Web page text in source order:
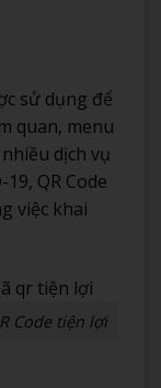
sử dụng để
quan, menu
dịch vụ
QR Code
việc khai
Code tiện lợi